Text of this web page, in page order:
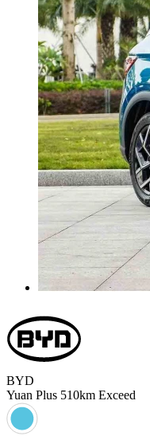
BYD
Yuan Plus 510km Exceed